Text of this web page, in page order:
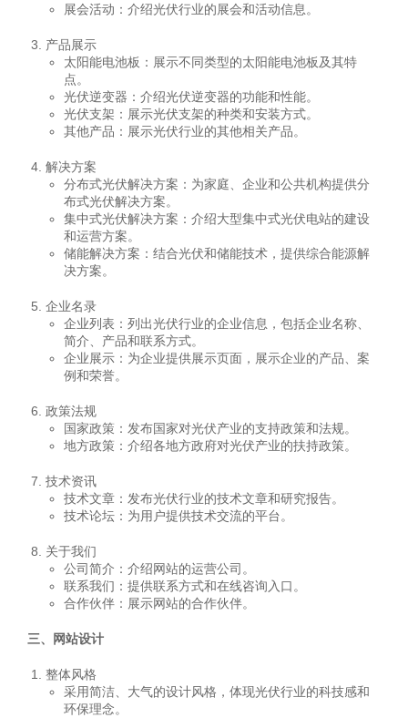
展会活动：介绍光伏行业的展会和活动信息。
产品展示
太阳能电池板：展示不同类型的太阳能电池板及其特
点。
光伏逆变器：介绍光伏逆变器的功能和性能。
光伏支架：展示光伏支架的种类和安装方式。
其他产品：展示光伏行业的其他相关产品。
解决方案
分布式光伏解决方案：为家庭、企业和公共机构提供分
布式光伏解决方案。
集中式光伏解决方案：介绍大型集中式光伏电站的建设
和运营方案。
储能解决方案：结合光伏和储能技术，提供综合能源解
决方案。
企业名录
企业列表：列出光伏行业的企业信息，包括企业名称、
简介、产品和联系方式。
企业展示：为企业提供展示页面，展示企业的产品、案
例和荣誉。
政策法规
国家政策：发布国家对光伏产业的支持政策和法规。
地方政策：介绍各地方政府对光伏产业的扶持政策。
技术资讯
技术文章：发布光伏行业的技术文章和研究报告。
技术论坛：为用户提供技术交流的平台。
关于我们
公司简介：介绍网站的运营公司。
联系我们：提供联系方式和在线咨询入口。
合作伙伴：展示网站的合作伙伴。
三、网站设计
整体风格
采用简洁、大气的设计风格，体现光伏行业的科技感和
环保理念。